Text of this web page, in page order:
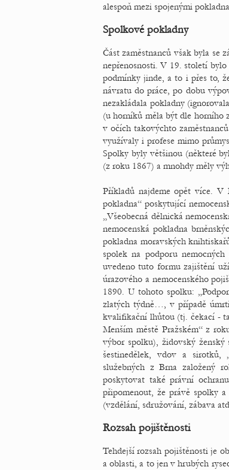
alespoň mezi spojenými
Spolkové pokladny
Část zaměstnanců však byla se
nepřenosnosti. V 19. století
podmínky jinde, a to i přes to,
návratu do práce, po dobu
nezakládala pokladny
(u horníků měla být dle horního
v očích takovýchto
využívaly i profese mimo
Spolky byly většinou (některé
(z roku 1867) a mnohdy měly
Příkladů najdeme opět více. V
pokladna“ poskytující
„Všeobecná dělnická
nemocenská pokladna
pokladna moravských
spolek na podporu
uvedeno tuto formu zajištění
úrazového a nemocenského
1890. U tohoto spolku:
zlatých týdně…, v případě
kvalifikační lhůtou (tj. čekací -
Menším městě Pražském“ z
výbor spolku), židovský
šestinedělek, vdov a sirotků,
služebných z Brna založený
poskytovat také právní
připomenout, že právě spolky
(vzdělání, sdružování, zábava
Rozsah pojištěnosti
Tehdejší rozsah pojištěnosti je
a oblasti, a to jen v hrubých